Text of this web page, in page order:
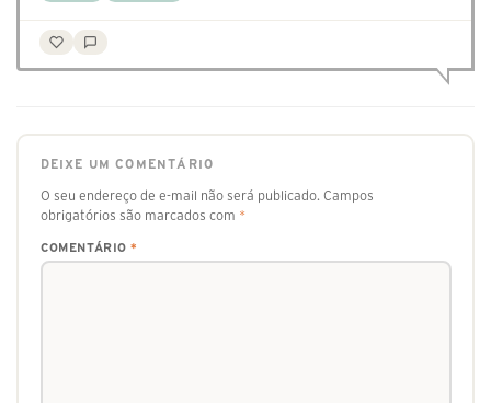
DEIXE UM COMENTÁRIO
O seu endereço de e-mail não será publicado. Campos
obrigatórios são marcados com *
COMENTÁRIO *